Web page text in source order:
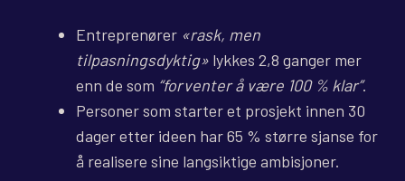
Entreprenører «rask, men
tilpasningsdyktig» lykkes 2,8 ganger mer
enn de som “forventer å være 100 % klar”.
Personer som starter et prosjekt innen 30
dager etter ideen har 65 % større sjanse for
å realisere sine langsiktige ambisjoner.